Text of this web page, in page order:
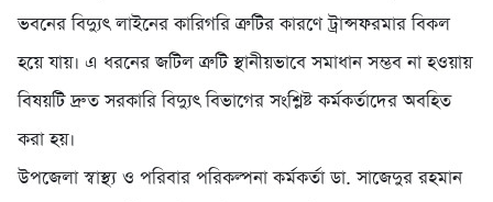
ভবনের বিদ্যুৎ লাইনের কারিগরি ত্রুটির কারণে ট্রান্সফরমার বিকল
হয়ে যায়। এ ধরনের জটিল ত্রুটি স্থানীয়ভাবে সমাধান সম্ভব না হওয়ায়
বিষয়টি দ্রুত সরকারি বিদ্যুৎ বিভাগের সংশ্লিষ্ট কর্মকর্তাদের অবহিত
করা হয়।
উপজেলা স্বাস্থ্য ও পরিবার পরিকল্পনা কর্মকর্তা ডা. সাজেদুর রহমান